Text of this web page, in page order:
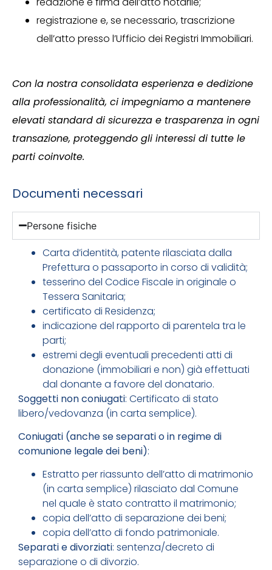
registrazione e, se necessario, trascrizione
dell’atto presso l’Ufficio dei Registri Immobiliari.
Con la nostra consolidata esperienza e dedizione
alla professionalità, ci impegniamo a mantenere
elevati standard di sicurezza e trasparenza in ogni
transazione, proteggendo gli interessi di tutte le
parti coinvolte.
Documenti necessari
Persone fisiche
Carta d’identità, patente rilasciata dalla
Prefettura o passaporto in corso di validità;
tesserino del Codice Fiscale in originale o
Tessera Sanitaria;
certificato di Residenza;
indicazione del rapporto di parentela tra le
parti;
estremi degli eventuali precedenti atti di
donazione (immobiliari e non) già effettuati
dal donante a favore del donatario.
Soggetti non coniugati: Certificato di stato
libero/vedovanza (in carta semplice).
Coniugati (anche se separati o in regime di
comunione legale dei beni):
Estratto per riassunto dell’atto di matrimonio
(in carta semplice) rilasciato dal Comune
nel quale è stato contratto il matrimonio;
copia dell’atto di separazione dei beni;
copia dell’atto di fondo patrimoniale.
Separati e divorziati: sentenza/decreto di
separazione o di divorzio.